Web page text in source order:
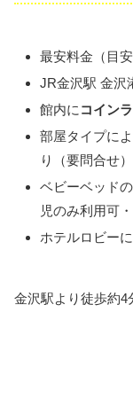
最安料金（目
JR金沢駅 金沢
館内に コイン
部屋タイプに
り（要問合せ）
ベビーベッド
児のみ利用可
ホテルロビー
金沢駅より徒歩約4